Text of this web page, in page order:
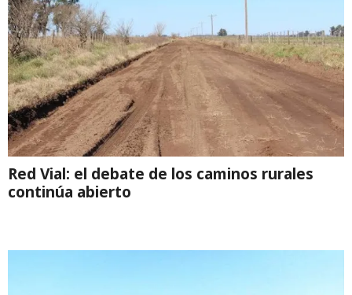
Red Vial: el debate de los caminos rurales
continúa abierto